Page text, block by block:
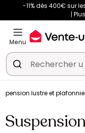
-11% dès 400€ sur
Menu
lustre et